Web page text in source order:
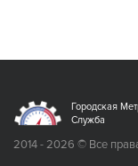
Городская
Служба
2014 - 2026 © Все